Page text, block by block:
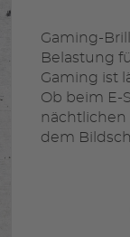
Gaming-
Belastung
Gaming ist
Ob beim E-
nächtlichen
dem